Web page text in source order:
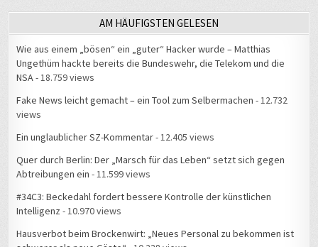
AM HÄUFIGSTEN GELESEN
Wie aus einem „bösen“ ein „guter“ Hacker wurde – Matthias
Ungethüm hackte bereits die Bundeswehr, die Telekom und die
NSA- 18.759 views
Fake News leicht gemacht – ein Tool zum Selbermachen - 12.732
views
Ein unglaublicher SZ-Kommentar- 12.405 views
Quer durch Berlin: Der „Marsch für das Leben“ setzt sich gegen
Abtreibungen ein - 11.599 views
#34C3: Beckedahl fordert bessere Kontrolle der künstlichen
Intelligenz - 10.970 views
Hausverbot beim Brockenwirt: „Neues Personal zu bekommen ist